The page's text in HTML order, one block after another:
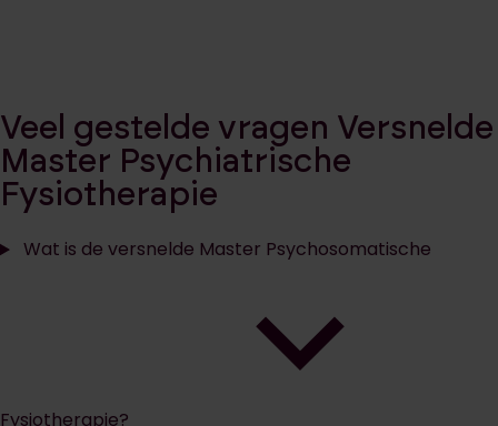
Veel gestelde vragen Versnelde
Master Psychiatrische
Fysiotherapie
Wat is de versnelde Master Psychosomatische
Fysiotherapie?